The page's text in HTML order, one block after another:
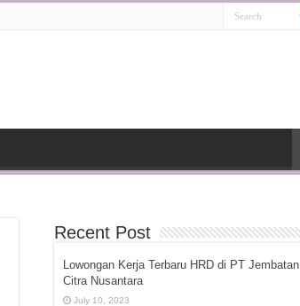
Recent Post
Lowongan Kerja Terbaru HRD di PT Jembatan
Citra Nusantara
July 10, 2023